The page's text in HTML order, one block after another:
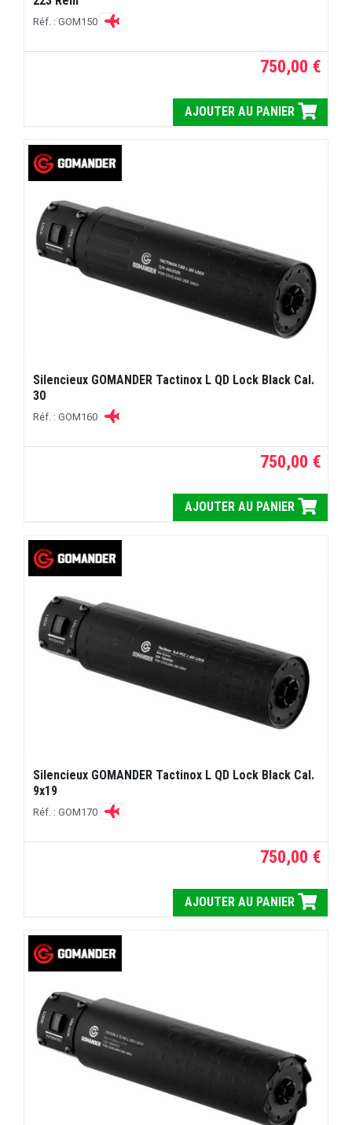
Réf. : GOM150
750,00 €
AJOUTER AU PANIER
Silencieux GOMANDER Tactinox L QD Lock Black Cal.
30
Réf. : GOM160
750,00 €
AJOUTER AU PANIER
Silencieux GOMANDER Tactinox L QD Lock Black Cal.
9x19
Réf. : GOM170
750,00 €
AJOUTER AU PANIER